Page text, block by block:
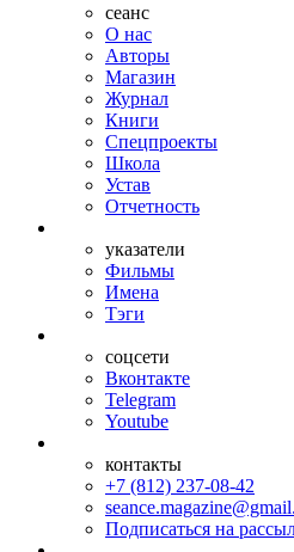
сеанс
О нас
Авторы
Магазин
Журнал
Книги
Спецпроекты
Школа
Устав
Отчетность
указатели
Фильмы
Имена
Тэги
соцсети
Вконтакте
Telegram
Youtube
контакты
+7 (812) 237-08-42
Подписаться на